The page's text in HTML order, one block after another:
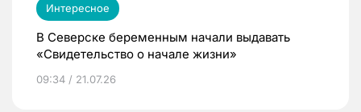
Интересное
В Северске беременным начали выдавать
«Свидетельство о начале жизни»
09:34 / 21.07.26